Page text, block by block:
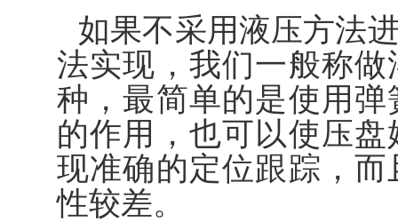
如果不采用液压方法
法实现，我们一般称
种，最简单的是使用
的作用，也可以使压
现准确的定位跟踪，
性较差。